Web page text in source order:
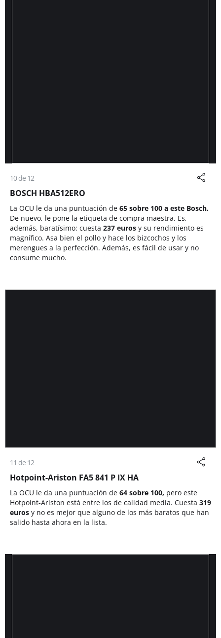
10 de 12
BOSCH HBA512ERO
La OCU le da una puntuación de 65 sobre 100 a este Bosch.
De nuevo, le pone la etiqueta de compra maestra. Es,
además, baratísimo: cuesta 237 euros y su rendimiento es
magnífico. Asa bien el pollo y hace los bizcochos y los
merengues a la perfección. Además, es fácil de usar y no
consume mucho.
11 de 12
Hotpoint-Ariston FA5 841 P IX HA
La OCU le da una puntuación de 64 sobre 100, pero este
Hotpoint-Ariston está entre los de calidad media. Cuesta 319
euros y no es mejor que alguno de los más baratos que han
salido hasta ahora en la lista.